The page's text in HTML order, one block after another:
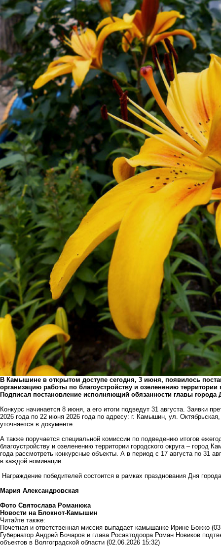
В Камышине в открытом доступе сегодня, 3 июня, появилось
организацию работы по благоустройству и озеленению
Подписал постановление исполняющий обязанности главы города
Конкурс начинается 8 июня, а его итоги подведут 31 августа. Заявки
2026 года по 22 июня 2026 года по адресу: г. Камышин, ул.
уточняется в документе.
А также поручается специальной комиссии по подведению итогов
благоустройству и озеленению территории городского округа – город
года рассмотреть конкурсные объекты. А в период с 17 августа по 31
в каждой номинации.
Награждение победителей состоится в рамках празднования Дня
Мария Александровская
Фото Святослава Романюка
Новости на Блoкнoт-Камышин
Читайте также:
Почетная и ответственная миссия выпадает камышанке Ирине Божко
Губернатор Андрей Бочаров и глава Росавтодоора Роман Новиков
объектов в Волгоградской области (02.06.2026 15:32)